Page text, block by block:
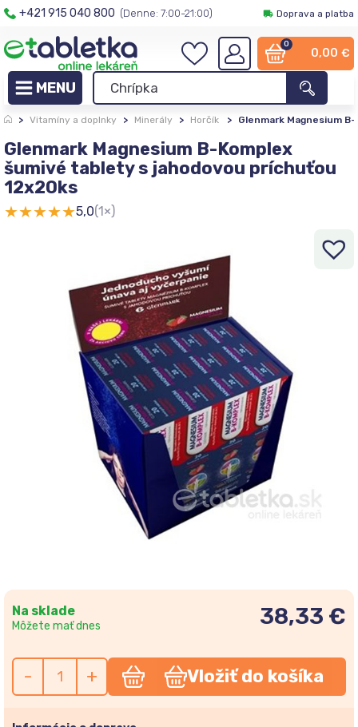
+421 915 040 800 (Denne: 7:00-21:00) Doprava a platba
0
0,00 €
> Vitamíny a doplnky > Minerály > Horčík > Glenmark Magnesium
Glenmark Magnesium B-Komplex
šumivé tablety s jahodovou príchuťou
12x20ks
★★★★★5,0(1×)
Na sklade
Môžete mať dnes 38,33 €
- + Vložiť do košíka